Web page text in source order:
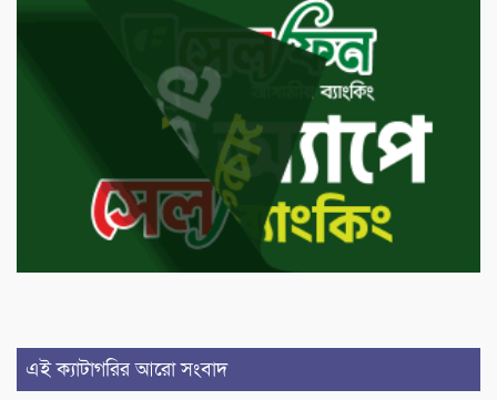
এই ক্যাটাগরির আরো সংবাদ